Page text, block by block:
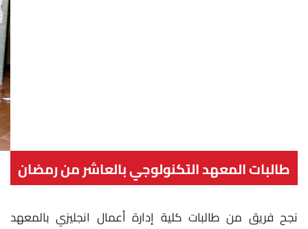
طالبات المعهد التكنولوجي بالعاشر من رمضان
نجح فريق من طالبات كلية إدارة أعمال انجليزي بالمعهد